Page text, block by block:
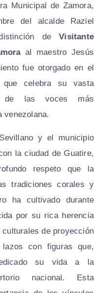
Municipal de Zamora,
del alcalde Raziel
deVisitante
al maestro Jesús
fue otorgado en el
celebra su vasta
de las voces más
venezolana.
y el municipio
la ciudad de Guatire,
respeto que la
tradiciones corales y
ha cultivado durante
por su rica herencia
de proyección
lazos con figuras que,
su vida a la
nacional. Esta